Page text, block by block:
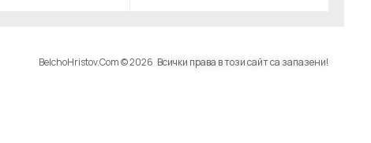
BelchoHristov.Com © 2026 Всички права в този сайт са запазени!